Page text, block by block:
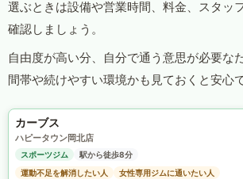
選ぶときは設備や営業時間、料金、スタッ
確認しましょう。
自由度が高い分、自分で通う意思が必要な
間帯や続けやすい環境かも見ておくと安心で
カーブス
ハピータウン岡北店
スポーツジム
駅から徒歩8分
運動不足を解消したい人
女性専用ジムに通いたい人